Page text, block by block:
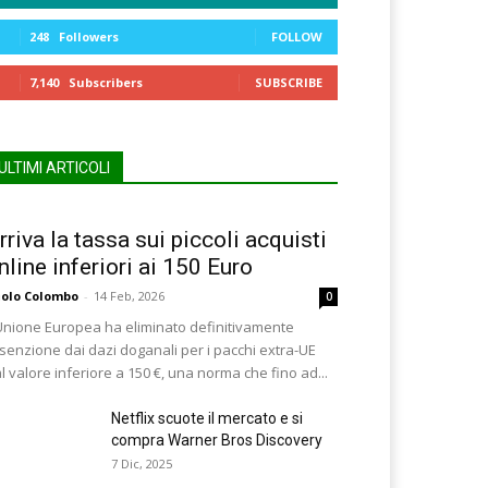
248 Followers FOLLOW
7,140 Subscribers SUBSCRIBE
ARTICOLI
la tassa sui piccoli acquisti
inferiori ai 150 Euro
Colombo - 14 Feb, 2026 0
Europea ha eliminato definitivamente
dai dazi doganali per i pacchi extra-UE
valore inferiore a 150 €, una norma che fino ad...
Netflix scuote il mercato e si
compra Warner Bros Discovery
7 Dic, 2025